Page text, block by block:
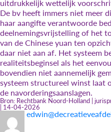
uitdrukkelijk wettelijk
De bv heeft immers niet meer
haar aangifte verantwoorde
deelnemingsvrijstelling of het
van de Chinese yuan ten
daar niet aan af. Het systeem
realiteitsbeginsel als het
bovendien niet aannemelijk
systeem structureel winst laat
de navorderingsaanslagen.
Bron: Rechtbank Noord-Holland |
| 14-04-2026
Auteur